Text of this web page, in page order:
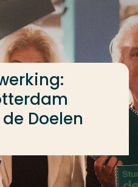
Hogeschool Rotterdam
Doelen